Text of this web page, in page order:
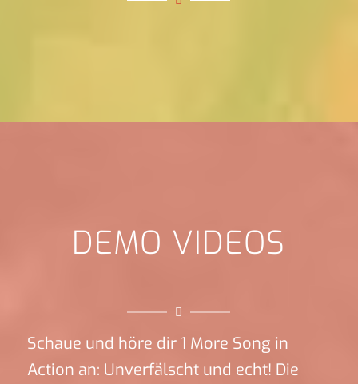
DEMO VIDEOS
Schaue und höre dir 1 More Song in
Action an: Unverfälscht und echt! Die